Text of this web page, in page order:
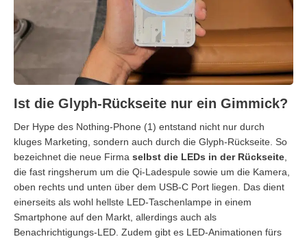
Ist die Glyph-Rückseite nur ein Gimmick?
Der Hype des Nothing-Phone (1) entstand nicht nur durch
kluges Marketing, sondern auch durch die Glyph-Rückseite. So
bezeichnet die neue Firma selbst die LEDs in der Rückseite
die fast ringsherum um die Qi-Ladespule sowie um die Kamera,
oben rechts und unten über dem USB-C Port liegen. Das dient
einerseits als wohl hellste LED-Taschenlampe in einem
Smartphone auf den Markt, allerdings auch als
Benachrichtigungs-LED. Zudem gibt es LED-Animationen fürs